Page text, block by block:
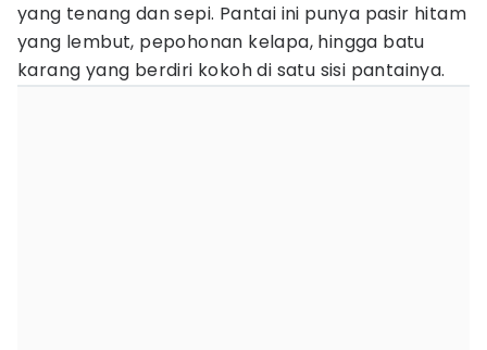
yang tenang dan sepi. Pantai ini punya pasir hitam
yang lembut, pepohonan kelapa, hingga batu
karang yang berdiri kokoh di satu sisi pantainya.